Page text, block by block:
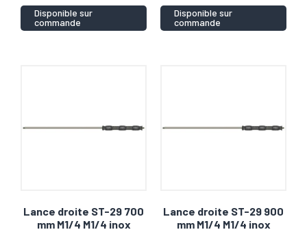
Disponible sur
commande
Disponible sur
commande
Lance droite ST-29 700
mm M1/4 M1/4 inox
Lance droite ST-29 900
mm M1/4 M1/4 inox